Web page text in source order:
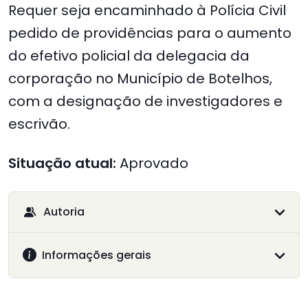
Requer seja encaminhado à Polícia Civil
pedido de providências para o aumento
do efetivo policial da delegacia da
corporação no Município de Botelhos,
com a designação de investigadores e
escrivão.
Situação atual: Aprovado
Autoria
Informações gerais